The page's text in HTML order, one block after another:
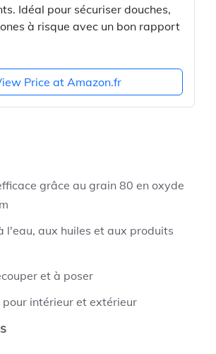
Idéal pour sécuriser douches,
à risque avec un bon rapport
Price at Amazon.fr
grâce au grain 80 en oxyde
l'eau, aux huiles et aux produits
et à poser
intérieur et extérieur